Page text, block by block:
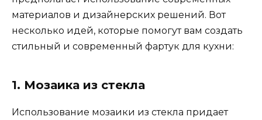
материалов и дизайнерских решений. Вот
несколько идей, которые помогут вам создать
стильный и современный фартук для кухни:
1. Мозаика из стекла
Использование мозаики из стекла придает